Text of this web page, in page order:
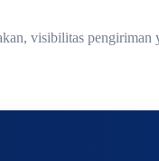
visibilitas pengiriman